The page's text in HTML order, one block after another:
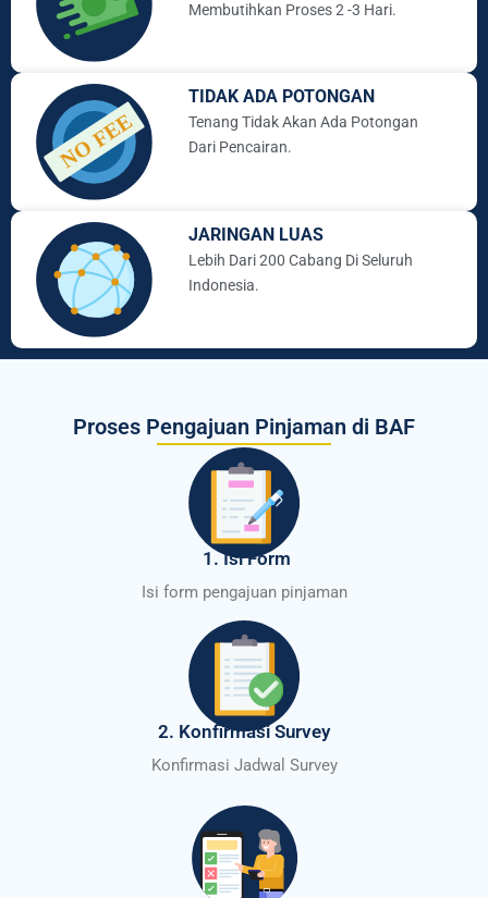
Membutihkan Proses 2 -3 Hari.
TIDAK ADA POTONGAN
Tenang Tidak Akan Ada Potongan
Dari Pencairan.
JARINGAN LUAS
Lebih Dari 200 Cabang Di Seluruh
Indonesia.
Proses Pengajuan Pinjaman di BAF
1. Isi Form
Isi form pengajuan pinjaman
2. Konfirmasi Survey
Konfirmasi Jadwal Survey